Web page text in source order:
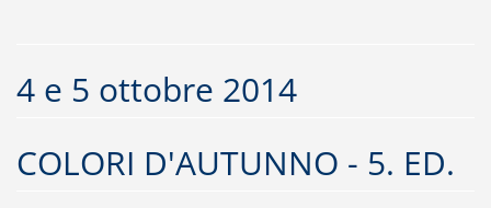
4 e 5 ottobre 2014
COLORI D'AUTUNNO - 5. ED.